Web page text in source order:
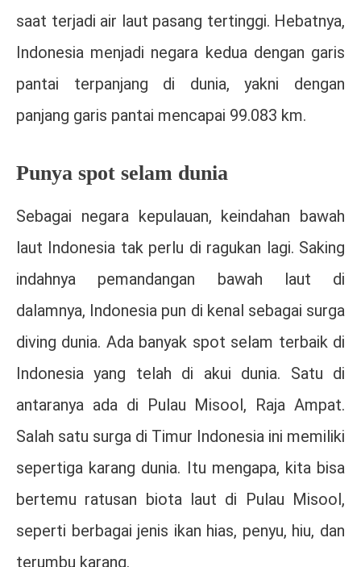
saat terjadi air laut pasang tertinggi. Hebatnya,
Indonesia menjadi negara kedua dengan garis
pantai terpanjang di dunia, yakni dengan
panjang garis pantai mencapai 99.083 km.
Punya spot selam dunia
Sebagai negara kepulauan, keindahan bawah
laut Indonesia tak perlu di ragukan lagi. Saking
indahnya pemandangan bawah laut di
dalamnya, Indonesia pun di kenal sebagai surga
diving dunia. Ada banyak spot selam terbaik di
Indonesia yang telah di akui dunia. Satu di
antaranya ada di Pulau Misool, Raja Ampat.
Salah satu surga di Timur Indonesia ini memiliki
sepertiga karang dunia. Itu mengapa, kita bisa
bertemu ratusan biota laut di Pulau Misool,
seperti berbagai jenis ikan hias, penyu, hiu, dan
terumbu karang.